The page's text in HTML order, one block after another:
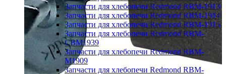
Запчасти для хлебопечи Redmond RBM-1913
Запчасти для хлебопечи Redmond RBM-1914
Запчасти для хлебопечи Redmond RBM-1915
Запчасти для хлебопечи Redmond RBM-
CBM1939
Запчасти для хлебопечи Redmond RBM-
M1909
Запчасти для хлебопечи Redmond RBM-